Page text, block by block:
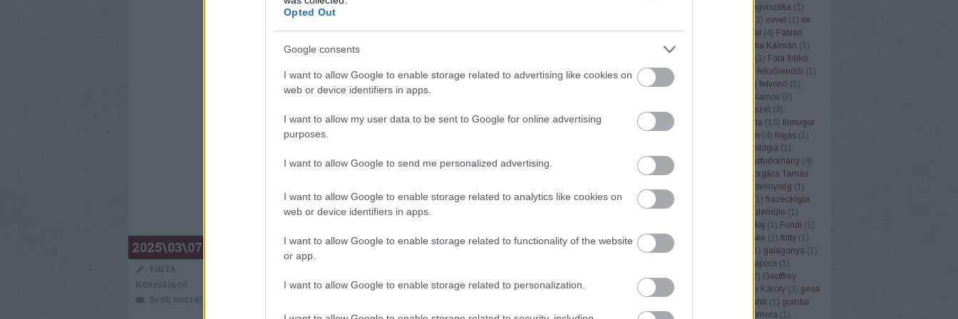
Opted Out
Google consents
I want to allow Google to enable storage related to advertising like cookies on
web or device identifiers in apps.
I want to allow my user data to be sent to Google for online advertising
purposes.
I want to allow Google to send me personalized advertising.
I want to allow Google to enable storage related to analytics like cookies on
web or device identifiers in apps.
I want to allow Google to enable storage related to functionality of the website
or app.
I want to allow Google to enable storage related to personalization.
kisregényének és novellagyűjteményének a nyelvi
TULAJDONNEVEK JÓKAI JÓKAI-ENCIKLOPÉDIA
2025\03\07
TINTA
Könyvkiadó
Szólj hozzá!
REJTETT ÉS LELEPLEZETT
ÉRZELMEK JÓKAI MÓR A
LÉLEKIDOMÁR CÍMŰ REGÉNYÉBEN
eurolingvisztika (1)
(2) evvel (1) ex
libris (1) Ezópus (2) ezzel Fábián Pál (4) Fábián
fagyi Faluba Kálmán (1)
(1) Fata Ildikó
(2 ) fazék (1) fehér gólya fekvőrendőr (1)
(2) felelősség ) felvonó (1)
fényvillamos (2)
Ferenc pápa (1) festészet (3)
fideszburger
fíling filozófia (16) finnugor
főbűn (4) fogás (1)
fonológia (1)
fonoszemantika
(1 fordítástudomány (4)
Fordítókalauz (1)
Forgács Tamás
fösvénység (1)
frájer
) franc (1) frazeológia
fülemüle (1)
fülolaj (1) Fundi (1)
funkcionalizmus ( füsti fecske (1) fütty (1)
füttybeszéd (1) füttynelv 1) galagonya (1)
gemkapocs (1)
genderelmélet (1 2) Geoffrey
Chaucer
germanizmus Gerstner Károly (3) gésa
gólyahír (1) gomba
gombanevek ( Gomera (1)